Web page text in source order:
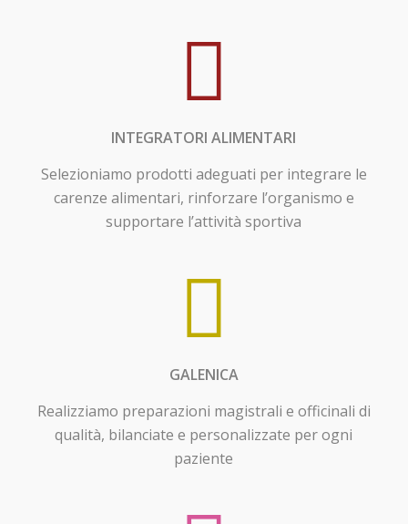
INTEGRATORI ALIMENTARI
Selezioniamo prodotti adeguati per integrare le
carenze alimentari, rinforzare l’organismo e
supportare l’attività sportiva
GALENICA
Realizziamo preparazioni magistrali e officinali di
qualità, bilanciate e personalizzate per ogni
paziente